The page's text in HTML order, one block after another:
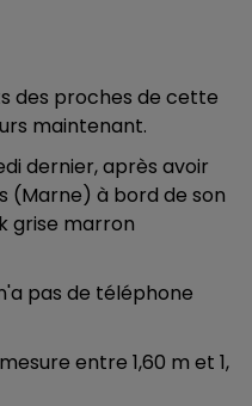
des proches de cette
maintenant.
dernier, après avoir
(Marne) à bord de son
grise marron
pas de téléphone
entre 1,60 m et 1,